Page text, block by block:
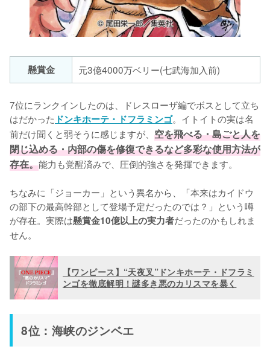
懸賞金 元3億4000万ベリー(七武海加入前)
7位にランクインしたのは、ドレスローザ編でボスとして立ち
はだかった ドンキホーテ・ドフラミンゴ。イトイトの実は名
前だけ聞くと弱そうに感じますが、 空を飛べる・島ごと人を
閉じ込める・内部の傷を修復できるなど多彩な使用方法が
存在。能力も覚醒済みで、圧倒的強さを発揮できます。
ちなみに「ジョーカー」という異名から、「本来はカイドウ
の部下の最高幹部として登場予定だったのでは？」という噂
が存在。実際は懸賞金10億以上の実力者だったのかもしれま
せん。
【ワンピース】“天夜叉”ドンキホーテ・ドフラミ
ンゴを徹底解明！謎多き悪のカリスマを暴く
8位：海峡のジンベエ